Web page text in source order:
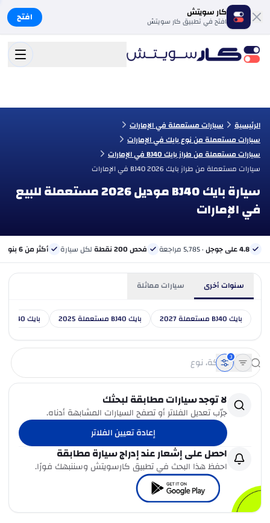
كار سويتش
افتح في تطبيق كار سويتش افتح
الرئيسية
سيارات مستعملة في الإمارات
سيارات مستعملة من نوع بايك في الإمارات
سيارات مستعملة من طراز بايك BJ40 في الإمارات
سيارات مستعملة من طراز بايك BJ40 2026 في الإمارات
سيارة بايك BJ40 موديل 2026 مستعملة للبيع
في الإمارات
4.8 على جوجل · 5,785 مراجعة فحص 200 نقطة لكل سيارة أكثر من 6 بنوك
سنوات أخرى سيارات مماثلة
بايك BJ40 مستعملة 2027 بايك BJ40 مستعملة 2025 بايك BJ40 مستعملة 2024
3
لا توجد سيارات مطابقة لبحثك
جرّب تعديل الفلاتر أو تصفح السيارات المشابهة أدناه.
إعادة تعيين الفلاتر
احصل على إشعار عند إدراج سيارة مطابقة
احفظ هذا البحث في تطبيق كارسويتش وسننبهك فورًا.